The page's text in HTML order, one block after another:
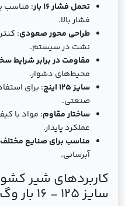
تحمل فشار 16 بار
: مناسب
فشار بالا.
طراحی محور صعودی:
نشت در سیستم.
مقاومت در برابر شرایط
محیط‌های دشوار.
سایز 125 اینچ
: برای
صنعتی.
ساختار مقاوم: مواد با
عملکرد پایدار.
مناسب برای صنایع مختلف
آبرسانی.
کاربردهای شیر
سایز 125 - 16 بار وگ گلستان